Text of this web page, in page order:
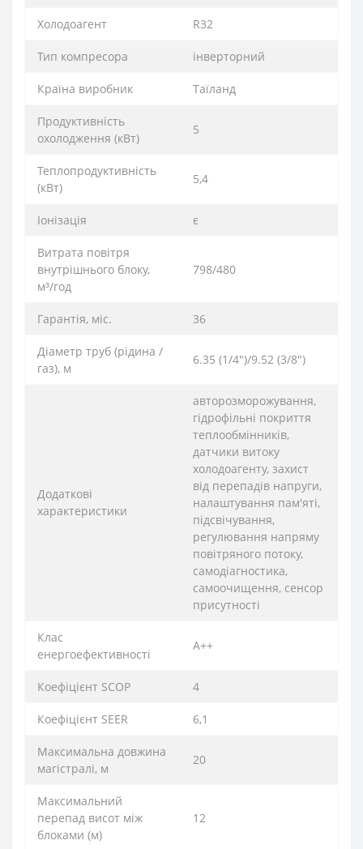
Xолодоагент R32
Тип компресора інверторний
Країна виробник Таїланд
Продуктивність
охолодження (кВт)
5
Теплопродуктивність
(кВт)
5,4
Іонізація є
Витрата повітря
внутрішнього блоку,
м³/год
798/480
Гарантія, міс. 36
Діаметр труб (рідина /
газ), м
6.35 (1/4")/9.52 (3/8")
Додаткові
характеристики
авторозморожування,
гідрофільні покриття
теплообмінників,
датчики витоку
холодоагенту, захист
від перепадів напруги,
налаштування пам'яті,
підсвічування,
регулювання напряму
повітряного потоку,
самодіагностика,
самоочищення, сенсор
присутності
Клас
енергоефективності
A++
Коефіцієнт SCOP 4
Коефіцієнт SEER 6,1
Максимальна довжина
магістралі, м
20
Максимальний
перепад висот між
блоками (м)
12